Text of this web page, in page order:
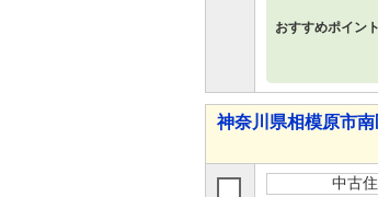
おすすめポイント
神奈川県相模原市
中古